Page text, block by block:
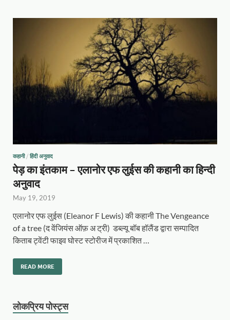
कहानी/ हिंदी अनुवाद
पेड़ का इंतकाम – एलानोर एफ लुईस की कहानी का हिन्दी
अनुवाद
May 19, 2019
एलानोर एफ लुईस (Eleanor F Lewis) की कहानी The Vengeance
of a tree (द वेंजियंस ऑफ़ अ ट्री) डब्ल्यू बॉब हॉलैंड द्वारा सम्पादित
किताब ट्वेंटी फाइव घोस्ट स्टोरीज में प्रकाशित …
READ MORE
लोकप्रिय पोस्ट्स